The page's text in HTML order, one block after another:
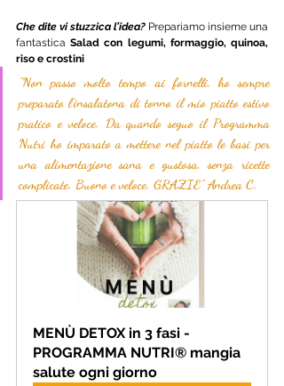
Che dite vi stuzzica l’idea? Prepariamo insieme una
fantastica Salad con legumi, formaggio, quinoa,
riso e crostini
"Non passo molto tempo ai fornelli, ho sempre
preparato l'insalatona di tonno il mio piatto estivo
pratico e veloce. Da quando seguo il Programma
Nutri ho imparato a mettere nel piatto le basi per
una alimentazione sana e gustosa, senza ricette
complicate. Buono e veloce. GRAZIE" Andrea C.
MENÙ DETOX in 3 fasi -
PROGRAMMA NUTRI® mangia
salute ogni giorno